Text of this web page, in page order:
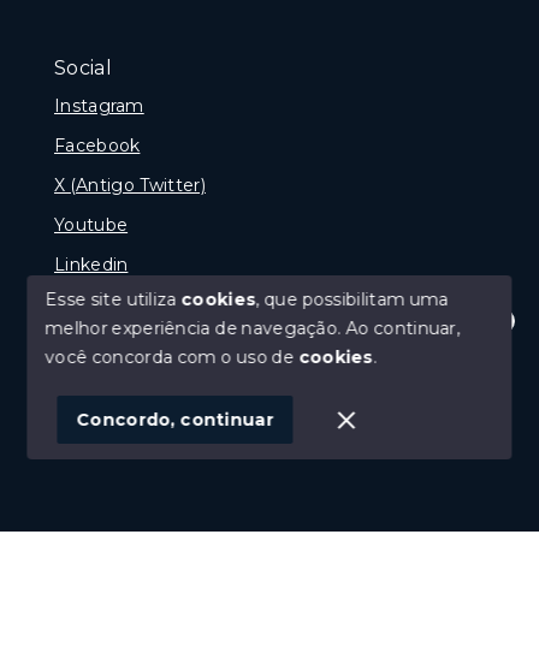
Olá! Estamos disponíveis para te ajudar.
Social
Instagram
Facebook
X (Antigo Twitter)
Youtube
Linkedin
© Copyright 2026 - naPraia Imobiliária - Todos os
SITE PARA IMOBILIARIA
Esse site utiliza cookies, que possibilitam uma
melhor experiência de navegação.Ao continuar,
você concorda com o uso de cookies.
Concordo, continuar